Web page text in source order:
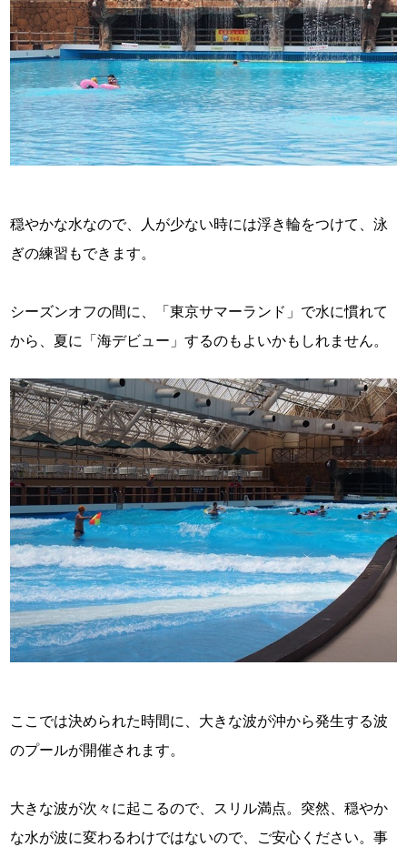
穏やかな水なので、人が少ない時には浮き輪をつけて、泳
ぎの練習もできます。
シーズンオフの間に、「東京サマーランド」で水に慣れて
から、夏に「海デビュー」するのもよいかもしれません。
ここでは決められた時間に、大きな波が沖から発生する波
のプールが開催されます。
大きな波が次々に起こるので、スリル満点。突然、穏やか
な水が波に変わるわけではないので、ご安心ください。事